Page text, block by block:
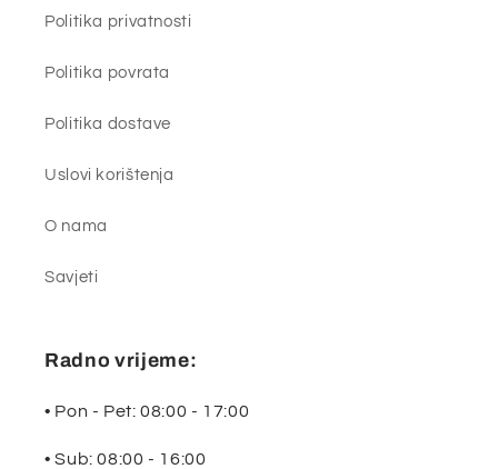
Politika privatnosti
Politika povrata
Politika dostave
Uslovi korištenja
O nama
Savjeti
Radno vrijeme:
• Pon - Pet: 08:00 - 17:00
• Sub: 08:00 - 16:00